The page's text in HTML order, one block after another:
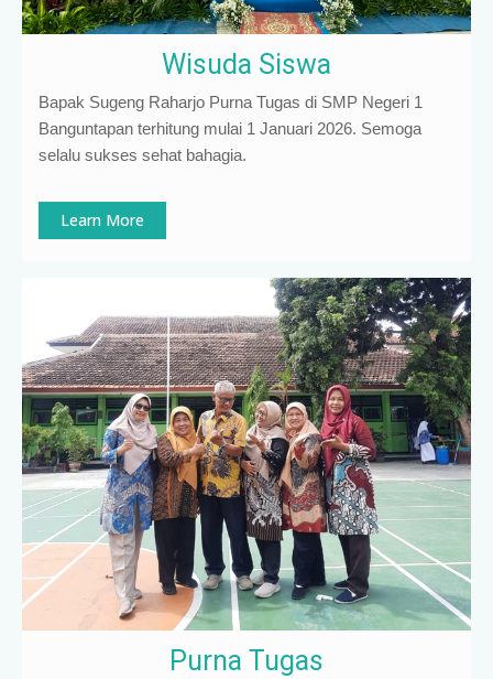
Wisuda Siswa
Bapak Sugeng Raharjo Purna Tugas di SMP Negeri 1
Banguntapan terhitung mulai 1 Januari 2026. Semoga
selalu sukses sehat bahagia.
Learn More
Purna Tugas